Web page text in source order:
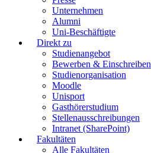
Unternehmen
Alumni
Uni-Beschäftigte
Direkt zu
Studienangebot
Bewerben & Einschreiben
Studienorganisation
Moodle
Unisport
Gasthörerstudium
Stellenausschreibungen
Intranet (SharePoint)
Fakultäten
Alle Fakultäten